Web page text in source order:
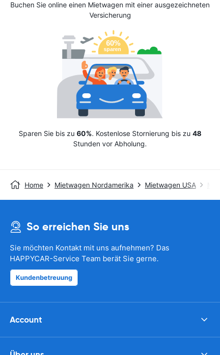
Buchen Sie online einen Mietwagen mit einer ausgezeichneten
Versicherung
Sparen Sie bis zu 60%. Kostenlose Stornierung bis zu 48
Stunden vor Abholung.
Home Mietwagen Nordamerika Mietwagen USA
So erreichen Sie uns
Sie möchten Kontakt mit uns aufnehmen? Das
HAPPYCAR-Service Team berät Sie gerne.
Kundenbetreuung
Account